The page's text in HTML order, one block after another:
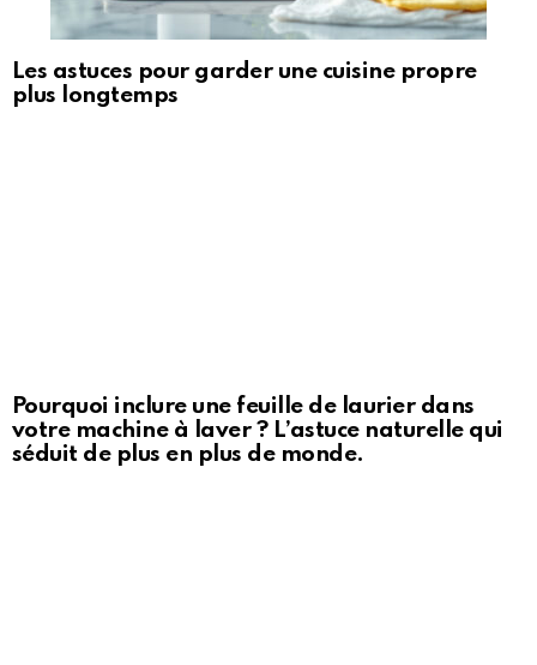
Les astuces pour garder une cuisine propre
plus longtemps
Pourquoi inclure une feuille de laurier dans
votre machine à laver ? L’astuce naturelle qui
séduit de plus en plus de monde.